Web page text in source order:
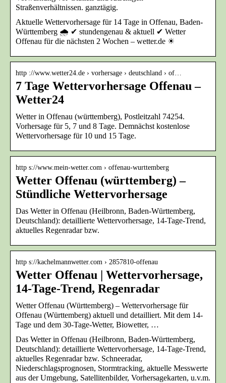
Straßenverhältnissen. ganztägig.
Aktuelle Wettervorhersage für 14 Tage in Offenau, Baden-
Württemberg 🌧️ ✔ stundengenau & aktuell ✔ Wetter
Offenau für die nächsten 2 Wochen – wetter.de ☀
http ://www.wetter24.de › vorhersage › deutschland › of…
7 Tage Wettervorhersage Offenau –
Wetter24
Wetter in Offenau (württemberg), Postleitzahl 74254.
Vorhersage für 5, 7 und 8 Tage. Demnächst kostenlose
Wettervorhersage für 10 und 15 Tage.
http s://www.mein-wetter.com › offenau-wurttemberg
Wetter Offenau (württemberg) –
Stündliche Wettervorhersage
Das Wetter in Offenau (Heilbronn, Baden-Württemberg,
Deutschland): detaillierte Wettervorhersage, 14-Tage-Trend,
aktuelles Regenradar bzw.
http s://kachelmannwetter.com › 2857810-offenau
Wetter Offenau | Wettervorhersage,
14-Tage-Trend, Regenradar
Wetter Offenau (Württemberg) – Wettervorhersage für
Offenau (Württemberg) aktuell und detailliert. Mit dem 14-
Tage und dem 30-Tage-Wetter, Biowetter, …
Das Wetter in Offenau (Heilbronn, Baden-Württemberg,
Deutschland): detaillierte Wettervorhersage, 14-Tage-Trend,
aktuelles Regenradar bzw. Schneeradar,
Niederschlagsprognosen, Stormtracking, aktuelle Messwerte
aus der Umgebung, Satellitenbilder, Vorhersagekarten, u.v.m.